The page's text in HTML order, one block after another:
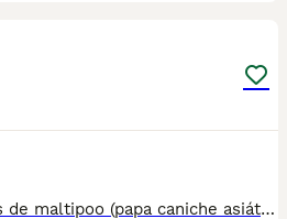
Disponibles solo machos de maltipoo (papa caniche asiático y mamá bichon maltes toy) . Listos para entregar.Posibilidad de envío en la Península. Mas información llamadas o WhatsApp 672 74 54 09 Pvp 1.400